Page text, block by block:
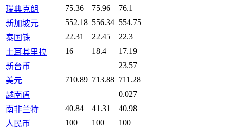
瑞典克朗
75.36 75.96
76.1
新加坡元
552.18 556.34 554.75
泰国铢
22.31 22.45
22.3
土耳其里拉
16 18.4
17.19
新台币
23.57
美元
710.89 713.88 711.28
越南盾
0.027
南非兰特
40.84 41.31
40.98
人民币
100 100 100